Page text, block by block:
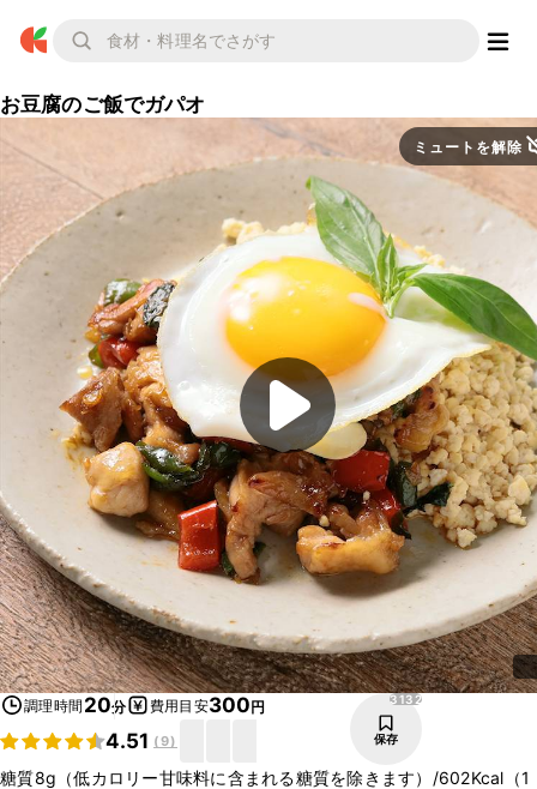
お豆腐のご飯でガパオ
ミュートを解除
調理時間 20分 費用目安300円
4.51 (9)
3132
保存
糖質8g（低カロリー甘味料に含まれる糖質を除きます）/602Kcal（1